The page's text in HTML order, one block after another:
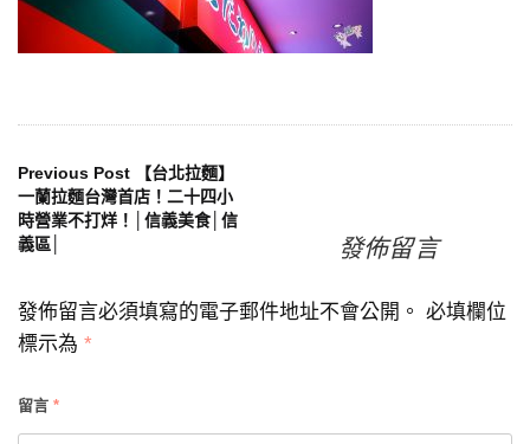
文
章
覽
Previous Post 【台北拉麵】
一蘭拉麵台灣首店！二十四小
時營業不打烊！│信義美食│信
義區│
發佈留言
發佈留言必須填寫的電子郵件地址不會公開。 必填欄位
標示為 *
留言 *